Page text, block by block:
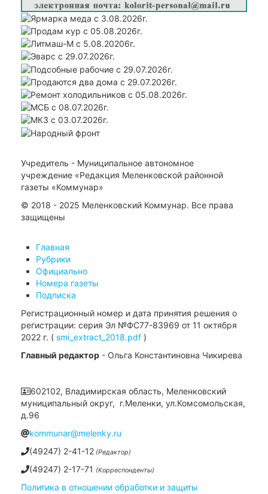
Учредитель - Муниципальное автономное
учреждение «Редакция Меленковской районной
газеты «Коммунар»
© 2018 - 2025 Меленковский Коммунар. Все права
защищены
Главная
Рубрики
Официально
Номера газеты
Подписка
Регистрационный номер и дата принятия решения о
регистрации: серия Эл №ФС77-83969 от 11 октября
2022 г. ( smi_extract_2018.pdf )
Главный редактор - Ольга Константиновна Чикирева
602102, Владимирская область, Меленковский
муниципальный округ, г.Меленки, ул.Комсомольская,
д.96
kommunar@melenky.ru
(49247) 2-41-12 (Редактор)
(49247) 2-17-71 (Корреспонденты)
Политика в отношении обработки и защиты